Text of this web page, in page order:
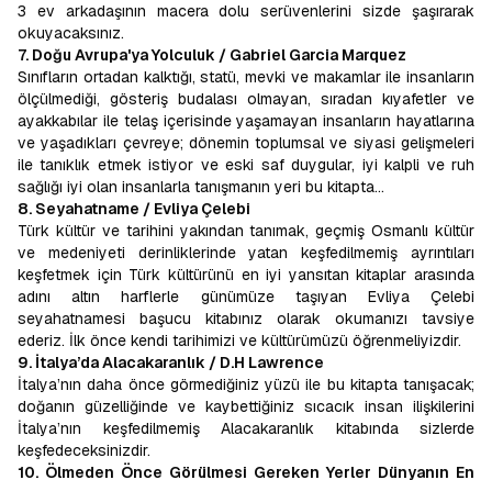
3 ev arkadaşının macera dolu serüvenlerini sizde şaşırarak
okuyacaksınız.
7. Doğu Avrupa'ya Yolculuk / Gabriel Garcia Marquez
Sınıfların ortadan kalktığı, statü, mevki ve makamlar ile insanların
ölçülmediği, gösteriş budalası olmayan, sıradan kıyafetler ve
ayakkabılar ile telaş içerisinde yaşamayan insanların hayatlarına
ve yaşadıkları çevreye; dönemin toplumsal ve siyasi gelişmeleri
ile tanıklık etmek istiyor ve eski saf duygular, iyi kalpli ve ruh
sağlığı iyi olan insanlarla tanışmanın yeri bu kitapta…
8. Seyahatname / Evliya Çelebi
Türk kültür ve tarihini yakından tanımak, geçmiş Osmanlı kültür
ve medeniyeti derinliklerinde yatan keşfedilmemiş ayrıntıları
keşfetmek için Türk kültürünü en iyi yansıtan kitaplar arasında
adını altın harflerle günümüze taşıyan Evliya Çelebi
seyahatnamesi başucu kitabınız olarak okumanızı tavsiye
ederiz. İlk önce kendi tarihimizi ve kültürümüzü öğrenmeliyizdir.
9. İtalya’da Alacakaranlık / D.H Lawrence
İtalya’nın daha önce görmediğiniz yüzü ile bu kitapta tanışacak;
doğanın güzelliğinde ve kaybettiğiniz sıcacık insan ilişkilerini
İtalya’nın keşfedilmemiş Alacakaranlık kitabında sizlerde
keşfedeceksinizdir.
10. Ölmeden Önce Görülmesi Gereken Yerler Dünyanın En